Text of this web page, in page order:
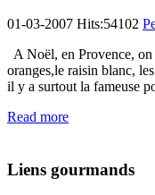
01-03-2007 Hits:54102
A Noël, en Provence,
oranges,le raisin blanc,
il y a surtout la fameuse
Read more
Liens gourmands